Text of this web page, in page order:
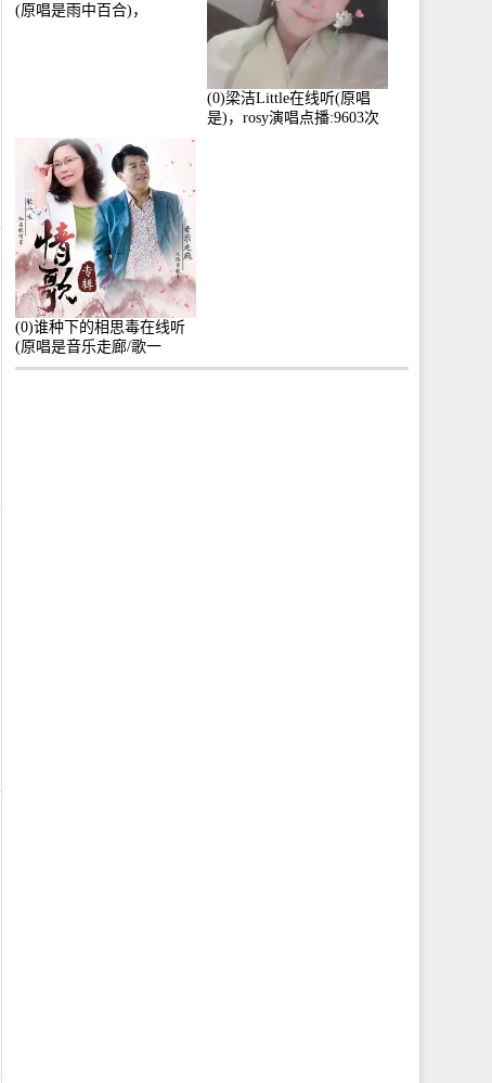
(原唱是雨中百合)，
(0)梁洁Little在线听(原唱
是)，rosy演唱点播:9603次
(0)谁种下的相思毒在线听
(原唱是音乐走廊/歌一
生)，小群演唱点播:8975次